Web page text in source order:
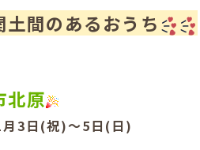
土間のあるおうち
北原
3日(祝)～5日(日)